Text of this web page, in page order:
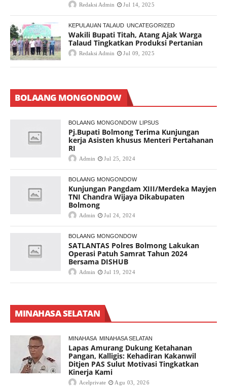
Redaksi Admin Jul 14, 2025
KEPULAUAN TALAUD UNCATEGORIZED
Wakili Bupati Titah, Atang Ajak Warga
Talaud Tingkatkan Produksi Pertanian
Redaksi Admin Jul 09, 2025
BOLAANG MONGONDOW
BOLAANG MONGONDOW LIPSUS
Pj.Bupati Bolmong Terima Kunjungan
kerja Asisten khusus Menteri Pertahanan
RI
Admin Jul 25, 2024
BOLAANG MONGONDOW
Kunjungan Pangdam XIII/Merdeka Mayjen
TNI Chandra Wijaya Dikabupaten
Bolmong
Admin Jul 24, 2024
BOLAANG MONGONDOW
SATLANTAS Polres Bolmong Lakukan
Operasi Patuh Samrat Tahun 2024
Bersama DISHUB
Admin Jul 19, 2024
MINAHASA SELATAN
MINAHASA MINAHASA SELATAN
Lapas Amurang Dukung Ketahanan
Pangan, Kalligis: Kehadiran Kakanwil
Ditjen PAS Sulut Motivasi Tingkatkan
Kinerja Kami
Acelprivate Agu 03, 2026